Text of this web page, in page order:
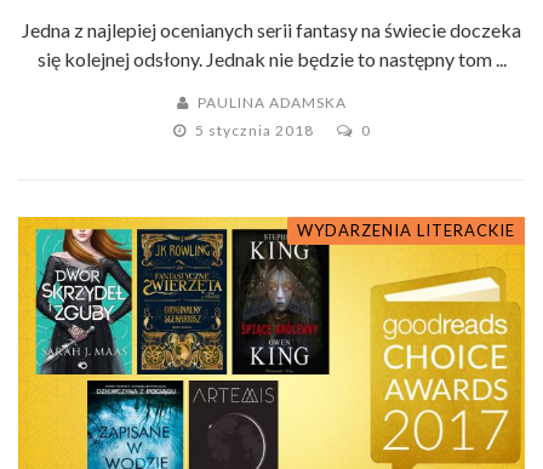
Jedna z najlepiej ocenianych serii fantasy na świecie doczeka
się kolejnej odsłony. Jednak nie będzie to następny tom ...
PAULINA ADAMSKA
5 stycznia 2018
0
WYDARZENIA LITERACKIE